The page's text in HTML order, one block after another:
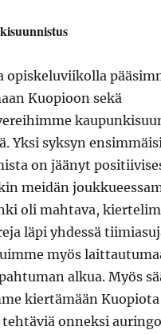
opiskeluviikolla
Kuopioon sekä
Yksi syksyn
on jäänyt
meidän
oli mahtava,
läpi yhdessä
myös
alkua. Myös
kiertämään
onneksi